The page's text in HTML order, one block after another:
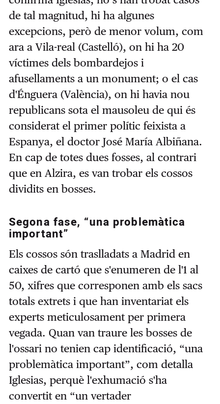
de tal magnitud, hi ha algunes
excepcions, però de menor volum, com
ara a Vila-real (Castelló), on hi ha 20
víctimes dels bombardejos i
afusellaments a un monument; o el cas
d'Énguera (València), on hi havia nou
republicans sota el mausoleu de qui és
considerat el primer polític feixista a
Espanya, el doctor José María Albiñana.
En cap de totes dues fosses, al contrari
que en Alzira, es van trobar els cossos
dividits en bosses.
Segona fase, “una problemàtica
important”
Els cossos són traslladats a Madrid en
caixes de cartó que s'enumeren de l'1 al
50, xifres que corresponen amb els sacs
totals extrets i que han inventariat els
experts meticulosament per primera
vegada. Quan van traure les bosses de
l'ossari no tenien cap identificació, “una
problemàtica important”, com detalla
Iglesias, perquè l'exhumació s'ha
convertit en “un vertader